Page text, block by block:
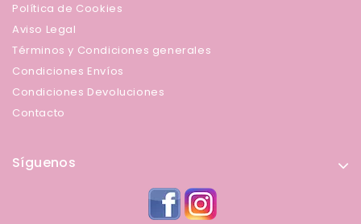
Política de Cookies
Aviso Legal
Términos y Condiciones generales
Condiciones Envíos
Condiciones Devoluciones
Contacto
Síguenos